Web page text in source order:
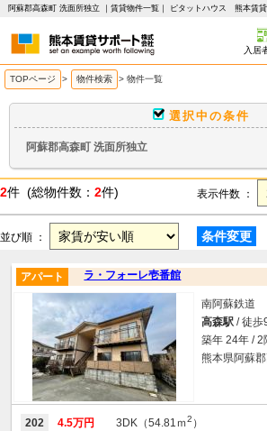
阿蘇郡高森町 洗面所独立 ｜賃貸物件一覧｜ ピタットハウス 熊本賃貸
入居
TOPページ > 物件検索 > 物件一覧
選択中の条件
阿蘇郡高森町 洗面所独立
2件 (総物件数： 2件) 表示件数 ：
並び順 ： 条件変更
ラ・フォーレ壱番館
アパート
南阿蘇鉄道
高森駅 / 徒歩
築年 24年 / 2
熊本県阿蘇
202 4.5万円 3DK（54.81ｍ2 ）